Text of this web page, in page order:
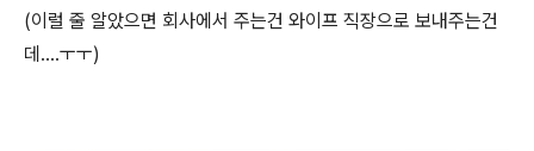
(이럴 줄 알았으면 회사에서 주는건 와이프 직장으로 보내주는건
데....ㅜㅜ)